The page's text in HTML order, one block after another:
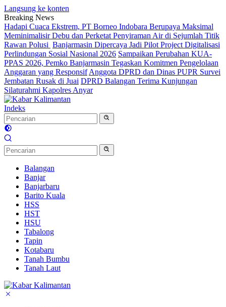
Langsung ke konten
Breaking News
Hadapi Cuaca Ekstrem, PT Borneo Indobara Berupaya Maksimal
Meminimalisir Debu dan Perketat Penyiraman Air di Sejumlah Titik
Rawan Polusi Banjarmasin Dipercaya Jadi Pilot Project Digitalisasi
Perlindungan Sosial Nasional 2026 Sampaikan Perubahan KUA-
PPAS 2026, Pemko Banjarmasin Tegaskan Komitmen Pengelolaan
Anggaran yang Responsif Anggota DPRD dan Dinas PUPR Survei
Jembatan Rusak di Juai DPRD Balangan Terima Kunjungan
Silaturahmi Kapolres Anyar
Indeks
Balangan
Banjar
Banjarbaru
Barito Kuala
HSS
HST
HSU
Tabalong
Tapin
Kotabaru
Tanah Bumbu
Tanah Laut